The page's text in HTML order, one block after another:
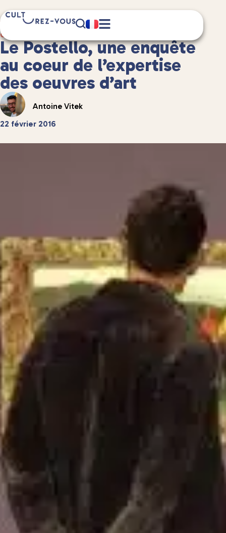
Culture
3 minute(s) de lecture
Le Postello, une enquête
au coeur de l’expertise
des oeuvres d’art
Antoine Vitek
22 février 2016